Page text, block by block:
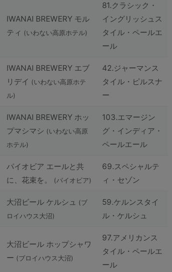
IWANAI BREWERY モル
ティ (いわない高原ホテル)
81.クラシック・
イングリッシュス
タイル・ペールエ
ール
IWANAI BREWERY エブ
リデイ (いわない高原ホテ
ル)
42.ジャーマンス
タイル・ピルスナ
ー
IWANAI BREWERY ホッ
プマシマシ (いわない高原
ホテル)
103.エマージン
グ・インディア・
ペールエール
パイオビア エールと共
に、花束を。
(パイオビア)
69.スペシャルテ
ィ・セゾン
⼤沼ビール ケルシュ (ブ
ロイハウス⼤沼)
59.ケルンスタイ
ル・ケルシュ
⼤沼ビール ホップシャワ
ー (ブロイハウス⼤沼)
97.アメリカンス
タイル・ペールエ
ール